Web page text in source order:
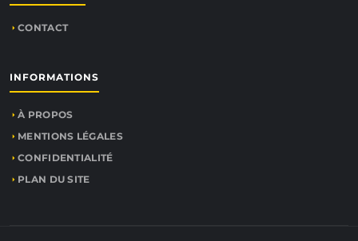
CONTACT
INFORMATIONS
À PROPOS
MENTIONS LÉGALES
CONFIDENTIALITÉ
PLAN DU SITE